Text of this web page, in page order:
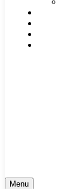
Menu